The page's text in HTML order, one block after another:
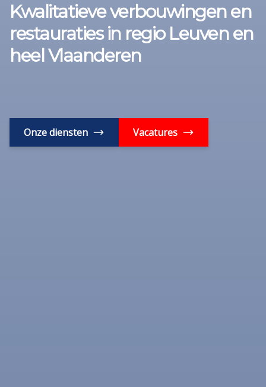
Kwalitatieve verbouwingen en
restauraties in regio Leuven en
heel Vlaanderen
Onze diensten Vacatures